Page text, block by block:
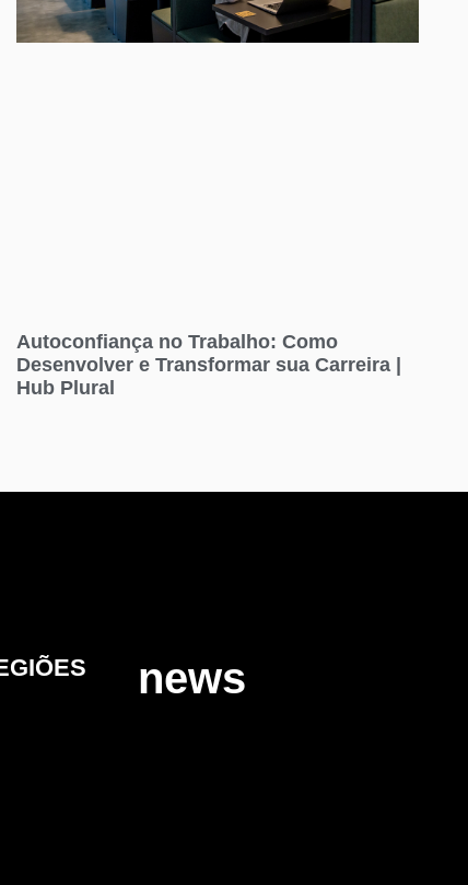
Autoconfiança no Trabalho: Como
Desenvolver e Transformar sua Carreira |
Hub Plural
news